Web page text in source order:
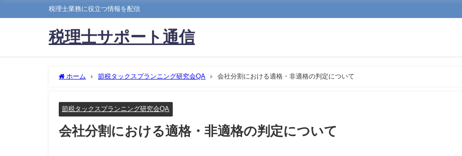
税理士業務に役立つ情報を配信
税理士サポート通信
ホーム 節税タックスプランニング研究会QA 会社分割における適格・非適格の判定について
節税タックスプランニング研究会QA
会社分割における適格・非適格の判定について